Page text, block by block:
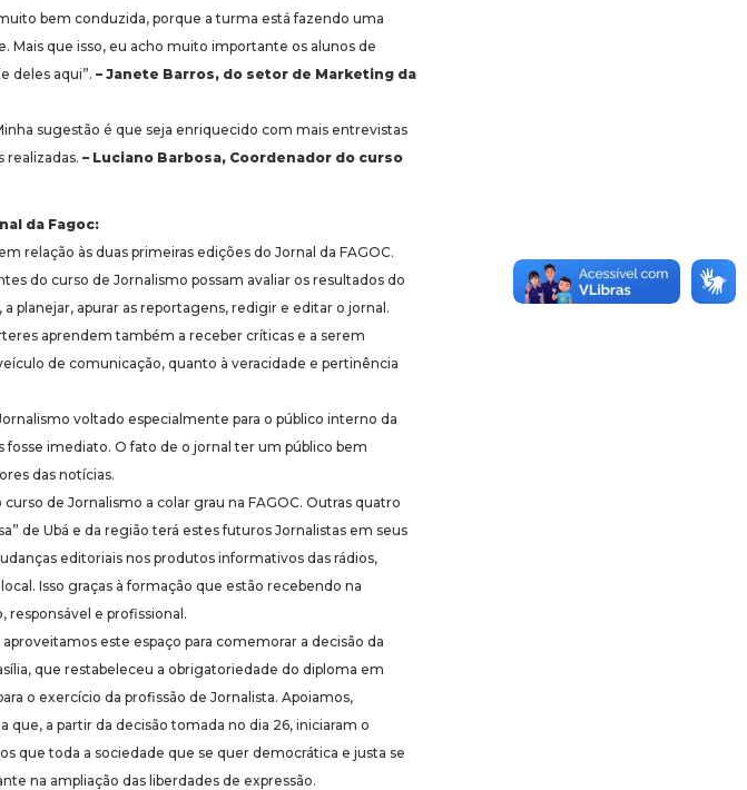
bem conduzida, porque a turma está fazendo uma
Mais que isso, eu acho muito importante os alunos de
deles aqui”. – Janete Barros, do setor de Marketing da
sugestão é que seja enriquecido com mais entrevistas
realizadas. – Luciano Barbosa, Coordenador do curso
da Fagoc:
relação às duas primeiras edições do Jornal da FAGOC.
do curso de Jornalismo possam avaliar os resultados do
planejar, apurar as reportagens, redigir e editar o jornal.
aprendem também a receber críticas e a serem
de comunicação, quanto à veracidade e pertinência
voltado especialmente para o público interno da
fosse imediato. O fato de o jornal ter um público bem
das notícias.
de Jornalismo a colar grau na FAGOC. Outras quatro
de Ubá e da região terá estes futuros Jornalistas em seus
editoriais nos produtos informativos das rádios,
Isso graças à formação que estão recebendo na
responsável e profissional.
este espaço para comemorar a decisão da
que restabeleceu a obrigatoriedade do diploma em
o exercício da profissão de Jornalista. Apoiamos,
a partir da decisão tomada no dia 26, iniciaram o
que toda a sociedade que se quer democrática e justa se
na ampliação das liberdades de expressão.